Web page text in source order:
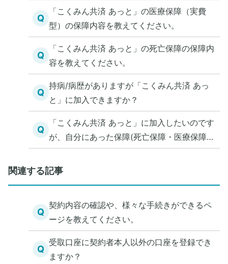
Q
「こくみん共済 あっと」の医療保障（実費
型）の保障内容を教えてください。
Q
「こくみん共済 あっと」の死亡保障の保障内
容を教えてください。
Q
持病/病歴がありますが「こくみん共済 あっ
と」に加入できますか？
Q
「こくみん共済 あっと」に加入したいのです
が、自分にあった保障(死亡保障・医療保障)
を知る方法を教えてください。
関連する記事
Q
契約内容の確認や、様々な手続きができるペ
ージを教えてください。
Q
受取口座に契約者本人以外の口座を登録でき
ますか？